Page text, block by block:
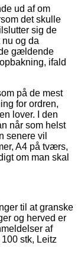
ud af om
det skulle
sig de
og da
gældende
ifald
på de mest
for ordren,
lover. I den
når som helst
senere vil
A4 på tværs,
om man skal
til at granske
og herved er
af
stk, Leitz